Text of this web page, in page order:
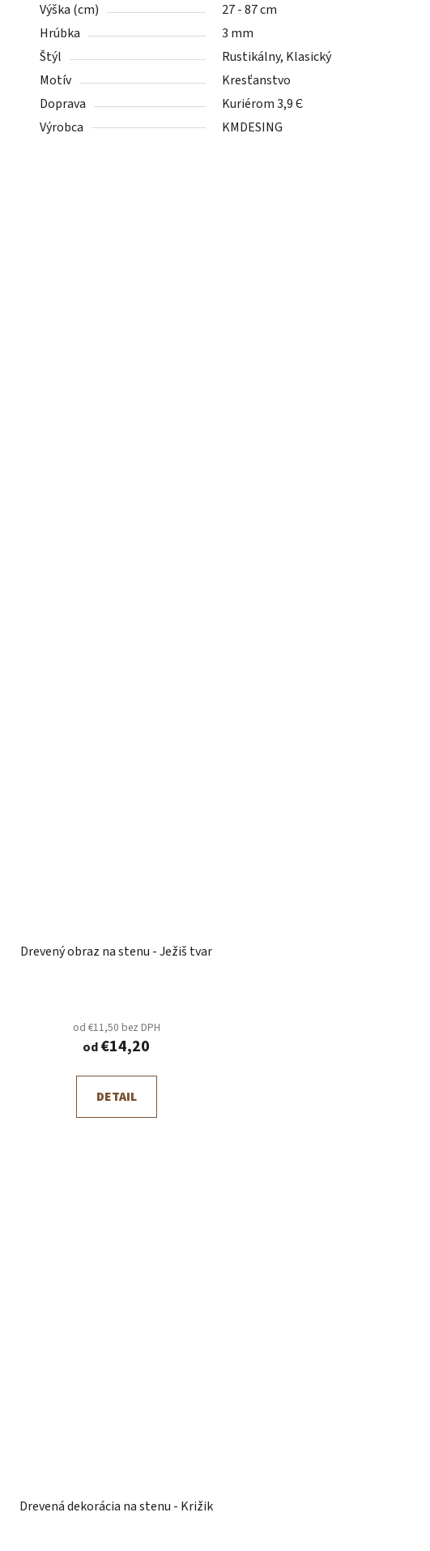
Výška (cm)
27 - 87 cm
Hrúbka
3 mm
Štýl
Rustikálny, Klasický
Motív
Kresťanstvo
Doprava
Kuriérom 3,9 Є
Výrobca
KMDESING
Drevený obraz na stenu - Ježiš tvar
od €11,50 bez DPH
od€14,20
DETAIL
Drevená dekorácia na stenu - Križik